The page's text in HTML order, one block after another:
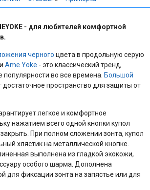
- для любителей комфортной
черного цвета в продольную серую
Ame Yoke - это классический тренд,
во все времена. Большой
достаточное пространство для защиты от
легкое и комфортное
нажатием всего одной кнопки купол
При полном сложении зонта, купол
хлястик на металлической кнопке.
выполнена из гладкой экокожи,
особого шарма. Дополнена
для фиксации зонта на запястье или для